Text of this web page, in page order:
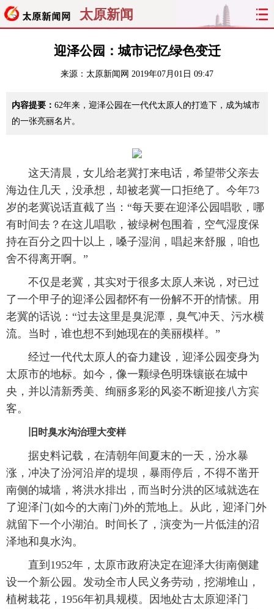
太原新闻
聚焦 太原
关注 文明
纵横 曝光 综合 专题
看天下 晋月读 最太原 网罗民生
太原日报 太原晚报 热评 社区
迎泽公园：城市记忆绿色变迁
来源： 太原新闻网 2019年07月01日 09:47
内容提要： 62年来，迎泽公园在一代代太原人的打造下，成为城市
的一张亮丽名片。
这天清晨，女儿给老冀打来电话，希望带父亲去
海边住几天，没承想，却被老冀一口拒绝了。今年73
岁的老冀说话直截了当：“每天要在迎泽公园唱歌，哪
有时间去？在这儿唱歌，被绿树包围着，空气湿度保
持在百分之四十以上，嗓子湿润，唱起来舒服，咱也
舍不得离开啊。”
不仅是老冀，其实对于很多太原人来说，对已过
了一个甲子的迎泽公园都怀有一份解不开的情愫。用
老冀的话说：“过去这里是臭泥潭，臭气冲天、污水横
流。当时，谁也想不到她现在的美丽模样。”
经过一代代太原人的奋力建设，迎泽公园变身为
太原市的地标。如今，像一颗绿色明珠镶嵌在城中
央，并以清新秀美、绚丽多彩的风姿不断迎接八方宾
客。
旧时臭水沟治理大变样
据史料记载，在清朝年间夏末的一天，汾水暴
涨，冲决了汾河沿岸的堤坝，暴雨停后，不得不凿开
南侧的城墙，将洪水排出，而当时分洪的区域就选在
了迎泽门(如今的大南门)外的荒地上。从此，迎泽门外
就留下一个小湖泊。时间长了，演变为一片低洼的沼
泽地和臭水沟。
直到1952年，太原市政府决定在迎泽大街南侧建
设一个新公园。发动全市人民义务劳动，挖湖堆山，
植树栽花，1956年初具规模。因地处古太原迎泽门